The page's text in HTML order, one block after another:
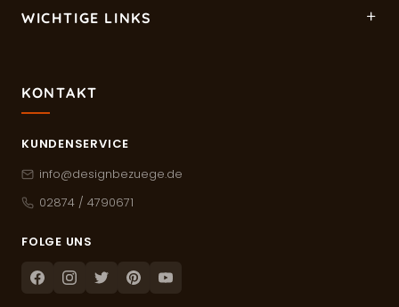
WICHTIGE LINKS
KONTAKT
KUNDENSERVICE
info@designbezuege.de
02874 / 4790671
FOLGE UNS
FacebookInstagram
TwitterPinterestYoutube